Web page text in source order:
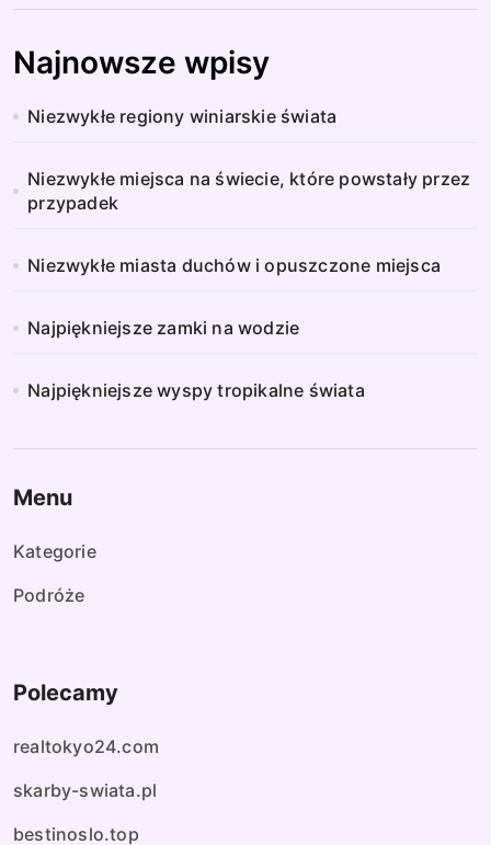
Najnowsze wpisy
Niezwykłe regiony winiarskie świata
Niezwykłe miejsca na świecie, które powstały przez
przypadek
Niezwykłe miasta duchów i opuszczone miejsca
Najpiękniejsze zamki na wodzie
Najpiękniejsze wyspy tropikalne świata
Menu
Kategorie
Podróże
Polecamy
realtokyo24.com
skarby-swiata.pl
bestinoslo.top